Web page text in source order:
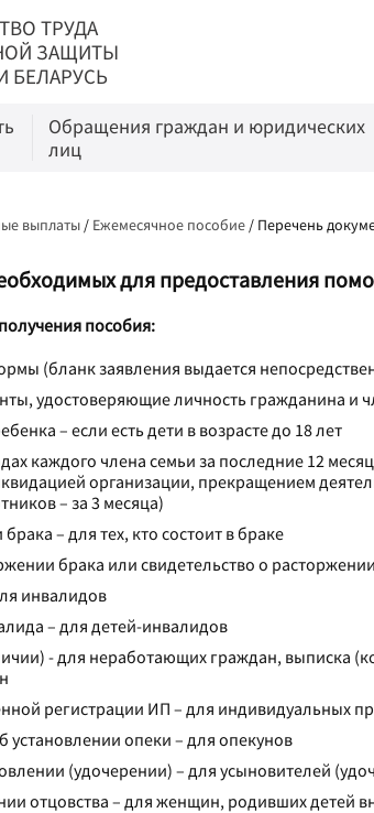
ТРУДА
ЗАЩИТЫ
БЕЛАРУСЬ
Обращения граждан и юридических
лиц
выплаты / Ежемесячное пособие / Перечень
для предоставления
пособия:
(бланк заявления выдается
удостоверяющие личность гражданина и
– если есть дети в возрасте до 18 лет
каждого члена семьи за последние 12
организации, прекращением
– за 3 месяца)
– для тех, кто состоит в браке
брака или свидетельство о
инвалидов
– для детей-инвалидов
- для неработающих граждан, выписка
регистрации ИП – для индивидуальных
опеки – для опекунов
(удочерении) – для усыновителей
отцовства – для женщин, родивших детей